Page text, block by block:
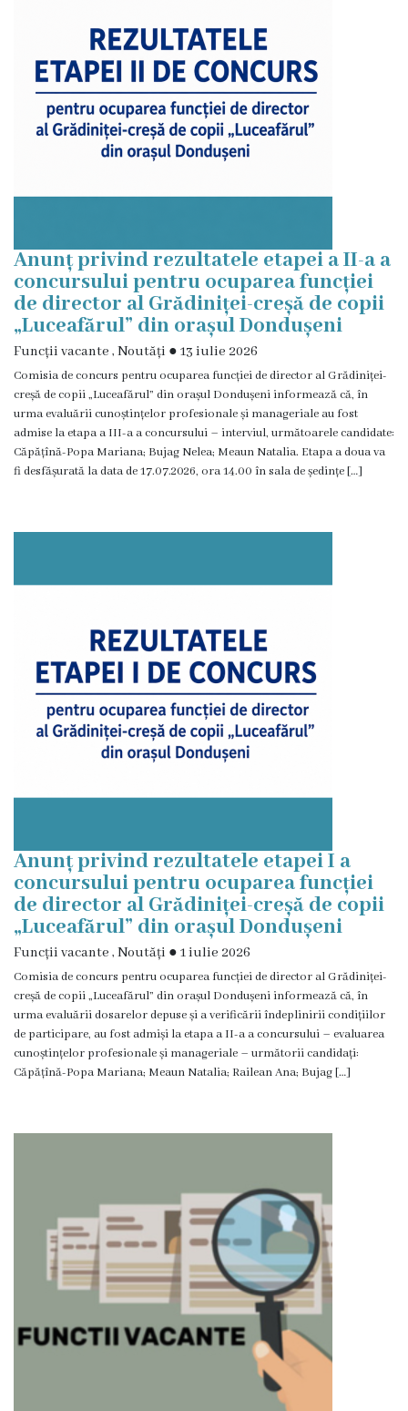
răspundere
managerială
Regulamentul
de
acțiuni
Funcții
vacante
Consiliul
Componența
consiliului
Regulamentul
consiliului
Deciziile
consiliului
orașului
Strategia
de
dezvoltare
Consultări
publice
Regulamente
Acte
permisive
CISC
Anunț privind rezultatele etapei a II-a a
concursului pentru ocuparea funcției
de director al Grădiniței-creșă de copii
„Luceafărul” din orașul Dondușeni
Funcții vacante , Noutăți ● 13 iulie 2026
Comisia de concurs pentru ocuparea funcției de director al Grădiniței-
creșă de copii „Luceafărul” din orașul Dondușeni informează că, în
urma evaluării cunoștințelor profesionale și manageriale au fost
admise la etapa a III-a a concursului – interviul, următoarele candidate:
Căpățînă-Popa Mariana; Bujag Nelea; Meaun Natalia. Etapa a doua va
fi desfășurată la data de 17.07.2026, ora 14.00 în sala de ședințe […]
Anunț privind rezultatele etapei I a
concursului pentru ocuparea funcției
de director al Grădiniței-creșă de copii
„Luceafărul” din orașul Dondușeni
Funcții vacante , Noutăți ● 1 iulie 2026
Comisia de concurs pentru ocuparea funcției de director al Grădiniței-
creșă de copii „Luceafărul” din orașul Dondușeni informează că, în
urma evaluării dosarelor depuse și a verificării îndeplinirii condițiilor
de participare, au fost admiși la etapa a II-a a concursului – evaluarea
cunoștințelor profesionale și manageriale – următorii candidați:
Căpățînă-Popa Mariana; Meaun Natalia; Railean Ana; Bujag […]